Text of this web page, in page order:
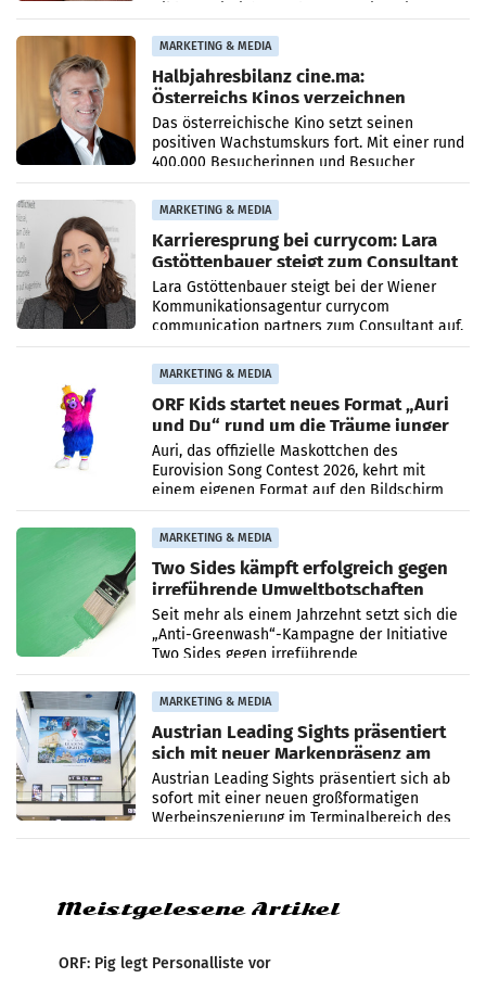
MARKETING & MEDIA
Halbjahresbilanz cine.ma:
Österreichs Kinos verzeichnen
400.000 Besucher mehr
Das österreichische Kino setzt seinen
positiven Wachstumskurs fort. Mit einer rund
400.000 Besucherinnen und Besucher
höheren Nettoreichweite im ersten Halbjahr
2026 gegenüber dem
MARKETING & MEDIA
Karrieresprung bei currycom: Lara
Gstöttenbauer steigt zum Consultant
auf
Lara Gstöttenbauer steigt bei der Wiener
Kommunikationsagentur currycom
communication partners zum Consultant auf.
Die 27-jährige Beraterin betreut Kundinnen
und Kunden in den Bereichen
MARKETING & MEDIA
ORF Kids startet neues Format „Auri
und Du“ rund um die Träume junger
Menschen
Auri, das offizielle Maskottchen des
Eurovision Song Contest 2026, kehrt mit
einem eigenen Format auf den Bildschirm
zurück. In der neuen Sendung „Auri und Du“
bei ORF Kids steht
MARKETING & MEDIA
Two Sides kämpft erfolgreich gegen
irreführende Umweltbotschaften
beim Papiereinsatz
Seit mehr als einem Jahrzehnt setzt sich die
„Anti-Greenwash“-Kampagne der Initiative
Two Sides gegen irreführende
Umweltaussagen bei Papierkommunikation
und papierbasierten Verpackungen
MARKETING & MEDIA
Austrian Leading Sights präsentiert
sich mit neuer Markenpräsenz am
Flughafen Wien
Austrian Leading Sights präsentiert sich ab
sofort mit einer neuen großformatigen
Werbeinszenierung im Terminalbereich des
Flughafen Wien. Die Präsenz befindet sich im
Meistgelesene Artikel
ORF: Pig legt Personalliste vor